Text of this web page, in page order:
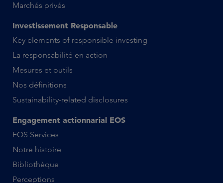
Marchés privés
Investissement Responsable
Key elements of responsible investing
La responsabilité en action
Mesures et outils
Nos définitions
Sustainability-related disclosures
Engagement actionnarial EOS
EOS Services
Notre histoire
Bibliothèque
Perceptions